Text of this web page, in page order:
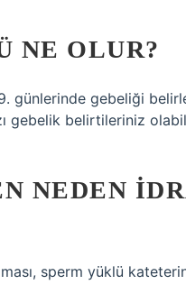
NE OLUR?
günlerinde gebeliği
gebelik belirtileriniz
NEDEN
sperm yüklü